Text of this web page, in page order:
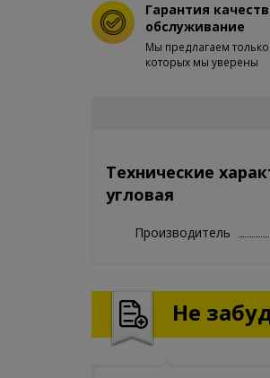
Гарантия
обслуживание
Мы предлагаем только
которых мы уверены
Технические
угловая
Производитель
Не